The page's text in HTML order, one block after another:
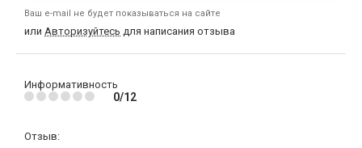
Ваш e-mail не будет показываться на сайте
или Авторизуйтесь для написания отзыва
Информативность
0/12
Отзыв: